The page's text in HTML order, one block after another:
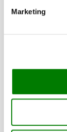
Marketing